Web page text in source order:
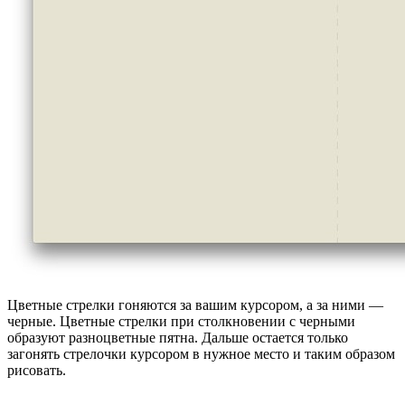
Цветные стрелки гоняются за вашим курсором, а за ними —
черные. Цветные стрелки при столкновении с черными
образуют разноцветные пятна. Дальше остается только
загонять стрелочки курсором в нужное место и таким образом
рисовать.